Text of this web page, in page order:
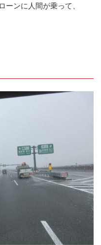
ーンに人間が乗って、